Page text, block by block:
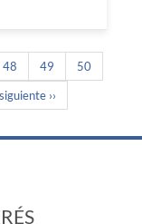
48 49
50
siguiente ››